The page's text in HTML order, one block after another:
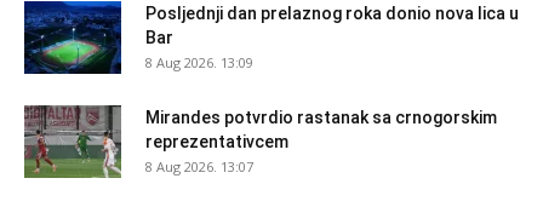
Posljednji dan prelaznog roka donio nova lica u
Bar
8 Aug 2026. 13:09
Mirandes potvrdio rastanak sa crnogorskim
reprezentativcem
8 Aug 2026. 13:07